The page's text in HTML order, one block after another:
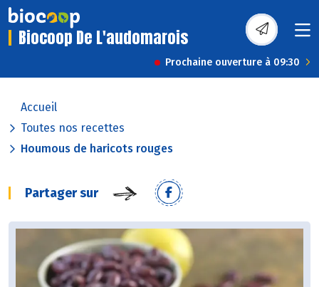
Biocoop De L'audomarois
Prochaine ouverture à 09:30
Accueil
Toutes nos recettes
Houmous de haricots rouges
Partager sur